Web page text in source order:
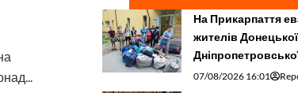
На Прикарпаття
жителів
07/08/2026 16:01